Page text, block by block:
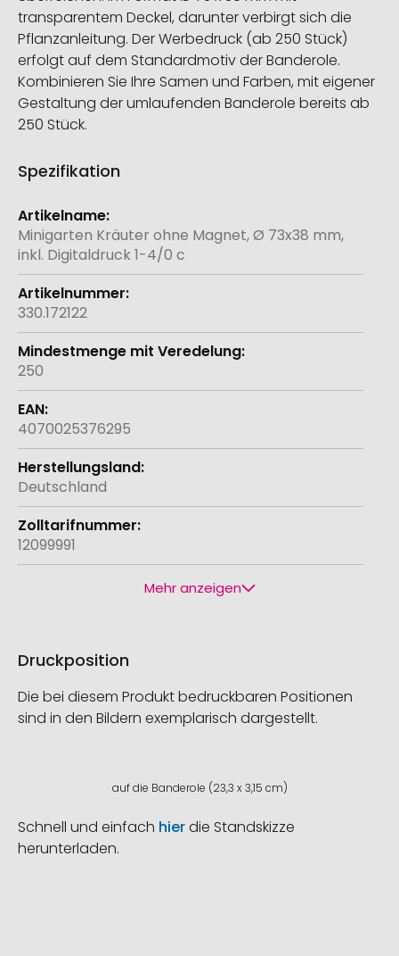
transparentem Deckel, darunter verbirgt sich die
Pflanzanleitung. Der Werbedruck (ab 250 Stück)
erfolgt auf dem Standardmotiv der Banderole.
Kombinieren Sie Ihre Samen und Farben, mit eigener
Gestaltung der umlaufenden Banderole bereits ab
250 Stück.
Spezifikation
Weitere
Informationen
Minigarten Kräuter ohne Magnet, Ø 73x38 mm,
inkl. Digitaldruck 1-4/0 c
330.172122
250
4070025376295
Deutschland
12099991
Mehr anzeigen
Druckposition
Die bei diesem Produkt bedruckbaren Positionen
sind in den Bildern exemplarisch dargestellt.
auf die Banderole (23,3 x 3,15 cm)
Schnell und einfach hierdie Standskizze
herunterladen.